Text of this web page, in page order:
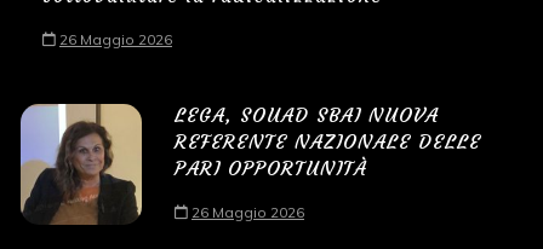
26 Maggio 2026
LEGA, SOUAD SBAI NUOVA
REFERENTE NAZIONALE DELLE
PARI OPPORTUNITÀ
26 Maggio 2026